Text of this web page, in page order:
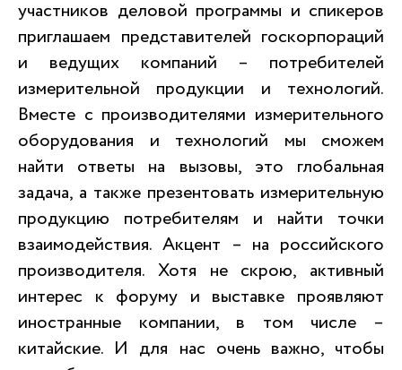
участников деловой программы и спикеров
приглашаем представителей госкорпораций
и ведущих компаний – потребителей
измерительной продукции и технологий.
Вместе с производителями измерительного
оборудования и технологий мы сможем
найти ответы на вызовы, это глобальная
задача, а также презентовать измерительную
продукцию потребителям и найти точки
взаимодействия. Акцент – на российского
производителя. Хотя не скрою, активный
интерес к форуму и выставке проявляют
иностранные компании, в том числе –
китайские. И для нас очень важно, чтобы